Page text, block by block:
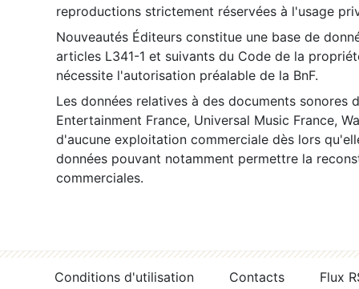
reproductions strictement réservées à l'usage
Nouveautés Éditeurs constitue une base de
articles L341-1 et suivants du Code de la
nécessite l'autorisation préalable de la BnF.
Les données relatives à des documents sonores
Entertainment France, Universal Music France,
d'aucune exploitation commerciale dès lors
données pouvant notamment permettre la
commerciales.
Conditions d'utilisation Contacts
Flux